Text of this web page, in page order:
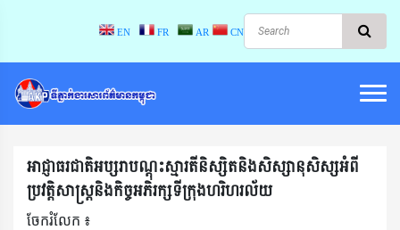
EN FR AR CN
អាជ្ញាធរជាតិអប្សរាបណ្តុះស្មារតីនិស្សិតនិងសិស្សានុសិស្សអំពី
ប្រវត្តិសាស្ត្រនិងកិច្ចអភិរក្សទីក្រុងហរិហរល័យ
ចែករំលែក ៖​